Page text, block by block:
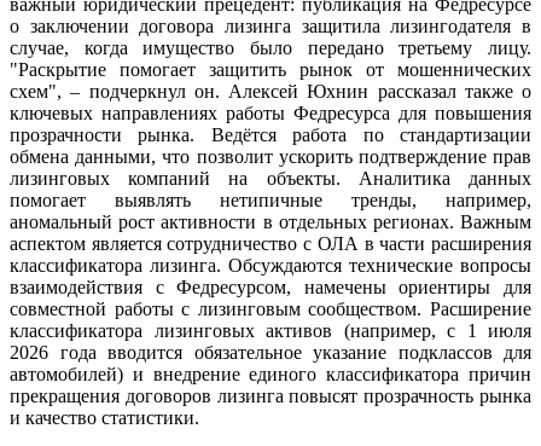
о заключении договора лизинга защитила лизингодателя в
случае, когда имущество было передано третьему лицу.
"Раскрытие помогает защитить рынок от мошеннических
схем", – подчеркнул он. Алексей Юхнин рассказал также о
ключевых направлениях работы Федресурса для повышения
прозрачности рынка. Ведётся работа по стандартизации
обмена данными, что позволит ускорить подтверждение прав
лизинговых компаний на объекты. Аналитика данных
помогает выявлять нетипичные тренды, например,
аномальный рост активности в отдельных регионах. Важным
аспектом является сотрудничество с ОЛА в части расширения
классификатора лизинга. Обсуждаются технические вопросы
взаимодействия с Федресурсом, намечены ориентиры для
совместной работы с лизинговым сообществом. Расширение
классификатора лизинговых активов (например, с 1 июля
2026 года вводится обязательное указание подклассов для
автомобилей) и внедрение единого классификатора причин
прекращения договоров лизинга повысят прозрачность рынка
и качество статистики.